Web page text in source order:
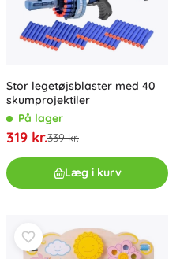
Stor legetøjsblaster med 40
skumprojektiler
På lager
319 kr.339 kr.
Læg i kurv